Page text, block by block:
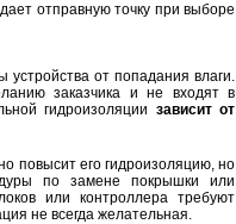
отправную точку при выборе
от попадания влаги.
заказчика и не входят в
гидроизоляции зависит от
повысит его гидроизоляцию, но
по замене покрышки или
или контроллера требуют
не всегда желательная.